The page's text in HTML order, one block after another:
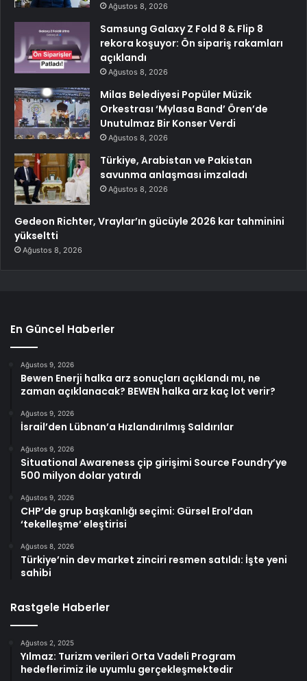
Ağustos 8, 2026
Samsung Galaxy Z Fold 8 & Flip 8
rekora koşuyor: Ön sipariş rakamları
açıklandı
Ağustos 8, 2026
Milas Belediyesi Popüler Müzik
Orkestrası ‘Mylasa Band’ Ören’de
Unutulmaz Bir Konser Verdi
Ağustos 8, 2026
Türkiye, Arabistan ve Pakistan
savunma anlaşması imzaladı
Ağustos 8, 2026
Gedeon Richter, Vraylar’ın gücüyle 2026 kar tahminini
yükseltti
Ağustos 8, 2026
En Güncel Haberler
Ağustos 9, 2026
Bewen Enerji halka arz sonuçları açıklandı mı, ne
zaman açıklanacak? BEWEN halka arz kaç lot verir?
Ağustos 9, 2026
İsrail’den Lübnan’a Hızlandırılmış Saldırılar
Ağustos 9, 2026
Situational Awareness çip girişimi Source Foundry’ye
500 milyon dolar yatırdı
Ağustos 9, 2026
CHP’de grup başkanlığı seçimi: Gürsel Erol’dan
‘tekelleşme’ eleştirisi
Ağustos 8, 2026
Türkiye’nin dev market zinciri resmen satıldı: İşte yeni
sahibi
Rastgele Haberler
Ağustos 2, 2025
Yılmaz: Turizm verileri Orta Vadeli Program
hedeflerimiz ile uyumlu gerçekleşmektedir